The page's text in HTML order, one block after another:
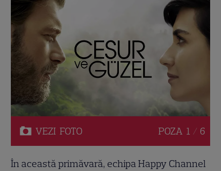
VEZI FOTO POZA 1 / 6
În această primăvară, echipa Happy Channel